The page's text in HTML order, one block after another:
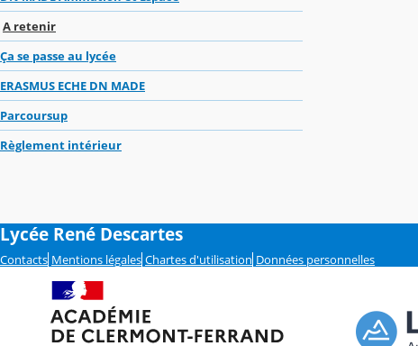
A retenir
Ça se passe au lycée
ERASMUS ECHE DN MADE
Parcoursup
Règlement intérieur
Lycée René Descartes
Contacts Mentions légales Chartes d'utilisation Données personnelles